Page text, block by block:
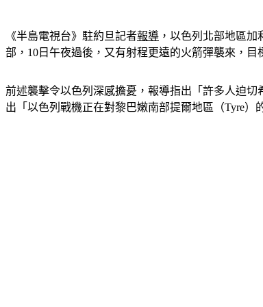
《半島電視台》駐約旦記者報導 ，以色列北部地區
部，10日午夜過後，又有射程更遠的火箭彈襲來，目
前述襲擊令以色列深感擔憂，報導指出「許多人迫
出「以色列戰機正在對黎巴嫩南部提爾地區（Tyre）